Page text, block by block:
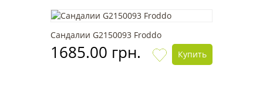
Сандалии G2150093 Froddo
1685.00 грн. Купить